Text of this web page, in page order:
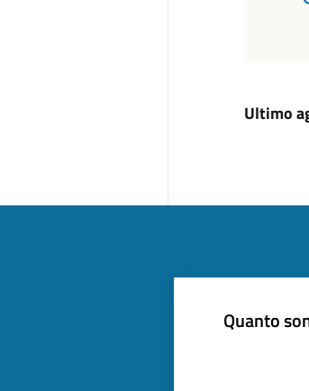
Ultimo
Quanto